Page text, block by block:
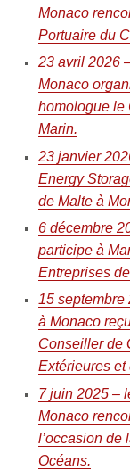
Monaco
Portuaire du
23 avril 2026
Monaco
homologue le
Marin.
23 janvier
Energy
de Malte à
6 décembre
participe à
Entreprises
15 septembre
à Monaco
Conseiller de
Extérieures
7 juin 2025 –
Monaco
l’occasion de
Océans.